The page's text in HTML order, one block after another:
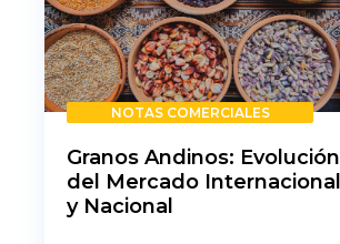
NOTAS COMERCIALES
Granos Andinos: Evolución
del Mercado Internacional
y Nacional